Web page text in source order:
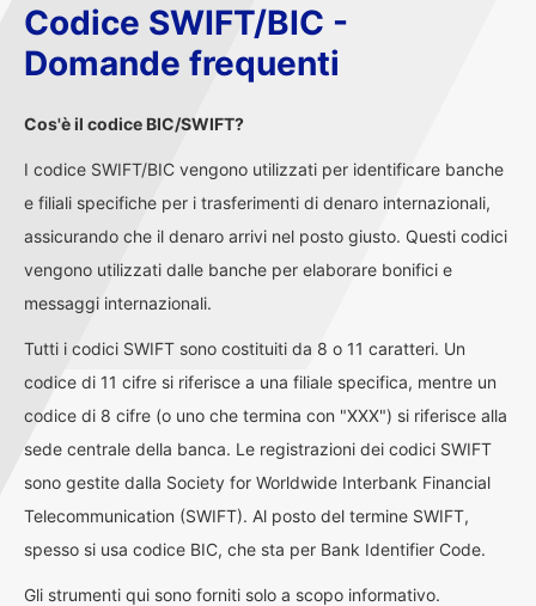
Codice SWIFT/BIC -
Domande frequenti
Cos'è il codice BIC/SWIFT?
I codice SWIFT/BIC vengono utilizzati per identificare banche
e filiali specifiche per i trasferimenti di denaro internazionali,
assicurando che il denaro arrivi nel posto giusto. Questi codici
vengono utilizzati dalle banche per elaborare bonifici e
messaggi internazionali.
Tutti i codici SWIFT sono costituiti da 8 o 11 caratteri. Un
codice di 11 cifre si riferisce a una filiale specifica, mentre un
codice di 8 cifre (o uno che termina con "XXX") si riferisce alla
sede centrale della banca. Le registrazioni dei codici SWIFT
sono gestite dalla Society for Worldwide Interbank Financial
Telecommunication (SWIFT). Al posto del termine SWIFT,
spesso si usa codice BIC, che sta per Bank Identifier Code.
Gli strumenti qui sono forniti solo a scopo informativo.